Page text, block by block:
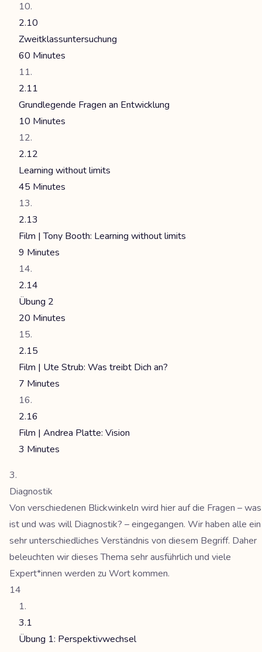
2.10
Zweitklassuntersuchung
60 Minutes
2.11
Grundlegende Fragen an Entwicklung
10 Minutes
2.12
Learning without limits
45 Minutes
2.13
Film | Tony Booth: Learning without limits
9 Minutes
2.14
Übung 2
20 Minutes
2.15
Film | Ute Strub: Was treibt Dich an?
7 Minutes
2.16
Film | Andrea Platte: Vision
3 Minutes
Diagnostik
Von verschiedenen Blickwinkeln wird hier auf die Fragen – was
ist und was will Diagnostik? – eingegangen. Wir haben alle ein
sehr unterschiedliches Verständnis von diesem Begriff. Daher
beleuchten wir dieses Thema sehr ausführlich und viele
Expert*innen werden zu Wort kommen.
14
3.1
Übung 1: Perspektivwechsel